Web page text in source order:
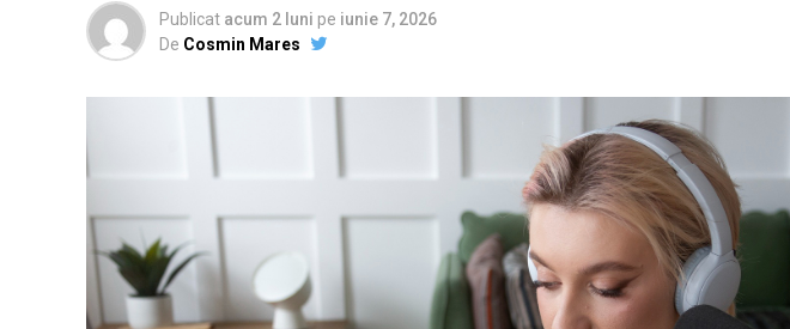
Publicat acum 2 luni pe iunie 7, 2026
De Cosmin Mares